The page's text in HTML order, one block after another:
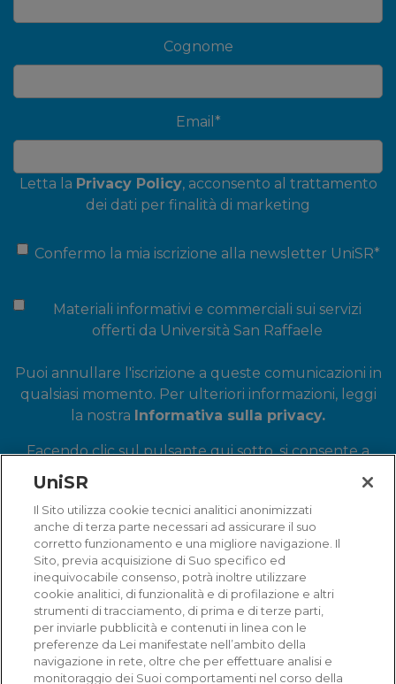
Cognome
Email *
Letta la Privacy Policy, acconsento al trattamento
dei dati per finalità di marketing
Confermo la mia iscrizione alla newsletter UniSR*
Materiali informativi e commerciali sui servizi
offerti da Università San Raffaele
Puoi annullare l'iscrizione a queste comunicazioni in
qualsiasi momento. Per ulteriori informazioni, leggi
la nostra Informativa sulla privacy.
Facendo clic sul pulsante qui sotto, si consente a
Università Vita-Salute San Raffaele di archiviare e
utilizzare le informazioni per fornire il contenuto
richiesto.
UniSR
Il Sito utilizza cookie tecnici analitici anonimizzati
anche di terza parte necessari ad assicurare il suo
corretto funzionamento e una migliore navigazione. Il
Sito, previa acquisizione di Suo specifico ed
inequivocabile consenso, potrà inoltre utilizzare
cookie analitici, di funzionalità e di profilazione e altri
strumenti di tracciamento, di prima e di terze parti,
per inviarle pubblicità e contenuti in linea con le
preferenze da Lei manifestate nell’ambito della
navigazione in rete, oltre che per effettuare analisi e
monitoraggio dei Suoi comportamenti nel corso della